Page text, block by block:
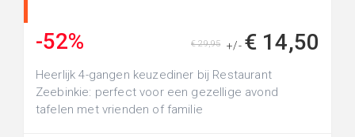
-52% +/- € 14,50
€ 29,95
Heerlijk 4-gangen keuzediner bij Restaurant
Zeebinkie: perfect voor een gezellige avond
tafelen met vrienden of familie